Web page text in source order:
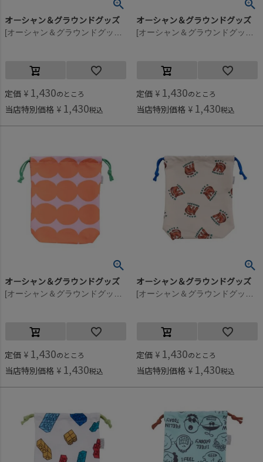
オーシャン＆グラウンドグッズ
定価 ¥ 1,430のところ
当店特別価格 ¥ 1,430税込
オーシャン＆グラウンドグッズ
定価 ¥ 1,430のところ
当店特別価格 ¥ 1,430税込
オーシャン＆グラウンドグッズ
定価 ¥ 1,430のところ
当店特別価格 ¥ 1,430税込
オーシャン＆グラウンドグッズ
定価 ¥ 1,430のところ
当店特別価格 ¥ 1,430税込